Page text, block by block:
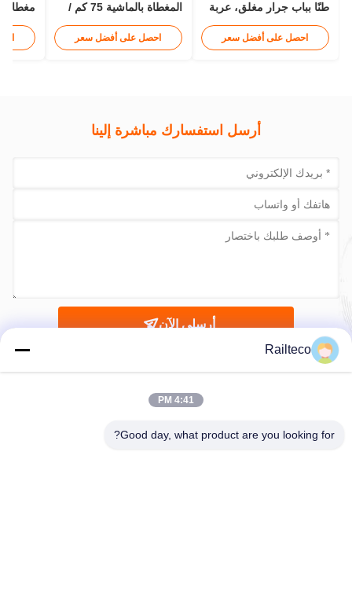
طنًا بباب جرار مغلق، عربة
بضائع سكة حديد بطول 3
أمتار
احصل على أفضل سعر
المغطاة بالماشية 75 كم /
ساعة عربة قطار عربة
خزاناحصل على أفضل سعر
مغطاة
أرسل استفسارك مباشرة إلينا
أرسلي الآن
Railteco
4:41 PM
Good day, what product are you looking for?